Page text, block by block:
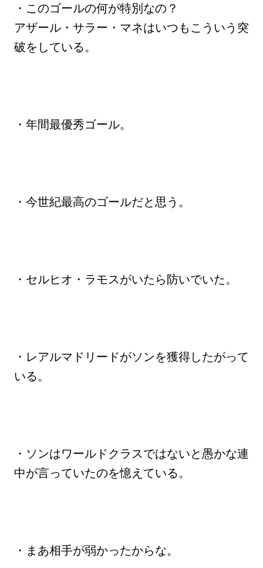
・このゴールの何が特別なの？
アザール・サラー・マネはいつもこういう突
破をしている。
・年間最優秀ゴール。
・今世紀最高のゴールだと思う。
・セルヒオ・ラモスがいたら防いでいた。
・レアルマドリードがソンを獲得したがって
いる。
・ソンはワールドクラスではないと愚かな連
中が言っていたのを憶えている。
・まあ相手が弱かったからな。